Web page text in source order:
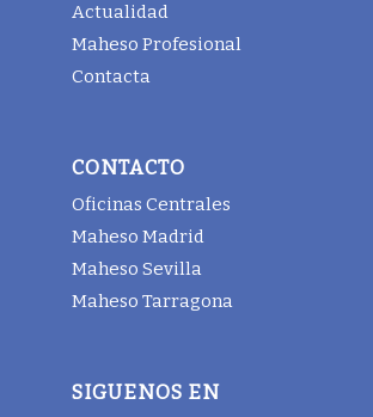
Actualidad
Maheso Profesional
Contacta
CONTACTO
Oficinas Centrales
Maheso Madrid
Maheso Sevilla
Maheso Tarragona
SIGUENOS EN